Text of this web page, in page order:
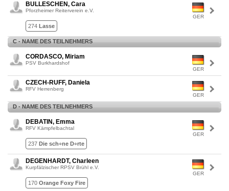
GER
BULLESCHEN, Cara
Pforzheimer Reiterverein e.V.
274 Lasse
C - NAME DES TEILNEHMERS
GER
CORDASCO, Miriam
PSV Burkhardshof
GER
CZECH-RUFF, Daniela
RFV Herrenberg
D - NAME DES TEILNEHMERS
GER
DEBATIN, Emma
RFV Kämpfelbachtal
237 Die sch÷ne D÷rte
GER
DEGENHARDT, Charleen
Kurpfälzischer RPSV Brühl e.V.
170 Orange Foxy Fire